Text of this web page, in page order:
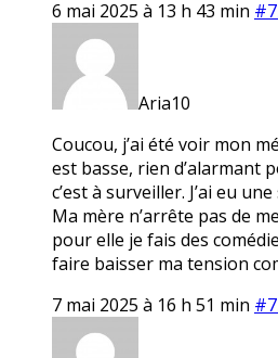
6 mai 2025 à 13 h 43 min
Aria10
Coucou, j’ai été voir mon
est basse, rien d’alarmant
c’est à surveiller. J’ai eu
Ma mère n’arrête pas de
pour elle je fais des
faire baisser ma tension
7 mai 2025 à 16 h 51 min